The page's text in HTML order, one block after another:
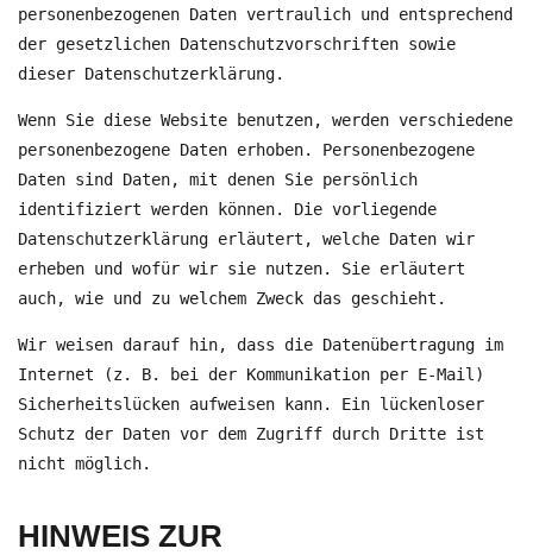
personenbezogenen Daten vertraulich und entsprechend
der gesetzlichen Datenschutzvorschriften sowie
dieser Datenschutzerklärung.
Wenn Sie diese Website benutzen, werden verschiedene
personenbezogene Daten erhoben. Personenbezogene
Daten sind Daten, mit denen Sie persönlich
identifiziert werden können. Die vorliegende
Datenschutzerklärung erläutert, welche Daten wir
erheben und wofür wir sie nutzen. Sie erläutert
auch, wie und zu welchem Zweck das geschieht.
Wir weisen darauf hin, dass die Datenübertragung im
Internet (z. B. bei der Kommunikation per E-Mail)
Sicherheitslücken aufweisen kann. Ein lückenloser
Schutz der Daten vor dem Zugriff durch Dritte ist
nicht möglich.
HINWEIS ZUR